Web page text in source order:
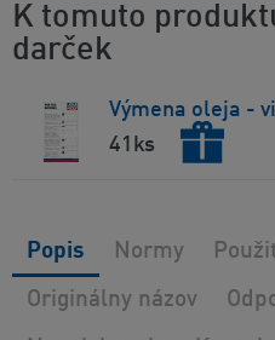
K tomuto
darček
Výmena oleja -
41ks
Popis Normy
Originálny názov